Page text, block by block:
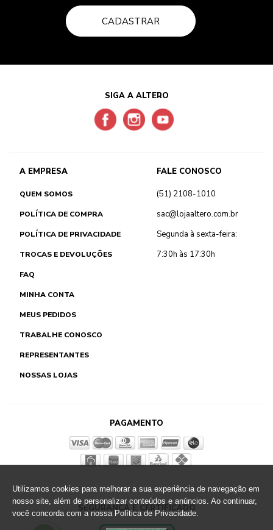
CADASTRAR
SIGA A ALTERO
A EMPRESA
QUEM SOMOS
POLÍTICA DE COMPRA
POLÍTICA DE PRIVACIDADE
TROCAS E DEVOLUÇÕES
FAQ
MINHA CONTA
MEUS PEDIDOS
TRABALHE CONOSCO
REPRESENTANTES
NOSSAS LOJAS
FALE CONOSCO
(51) 2108-1010
sac@lojaaltero.com.br
Segunda à sexta-feira:
7:30h às 17:30h
PAGAMENTO
SEGURANÇA E CERTIFICADO
Utilizamos cookies para melhorar a sua experiência de navegação em
nosso site, além de personalizar conteúdos e anúncios. Ao continuar,
você concorda com a nossa Política de Privacidade.